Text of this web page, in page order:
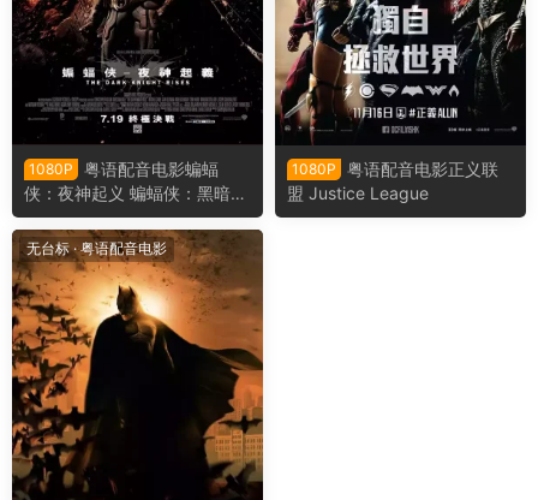
1080P
粤语配音电影蝙蝠
侠：夜神起义 蝙蝠侠：黑暗骑
士崛起 黑暗骑士：黎明升起
蝙蝠侠前传3：黑暗骑士崛起
The Dark Knight Rises
1080P
粤语配音电影正义联
盟 Justice League
无台标·粤语配音电影